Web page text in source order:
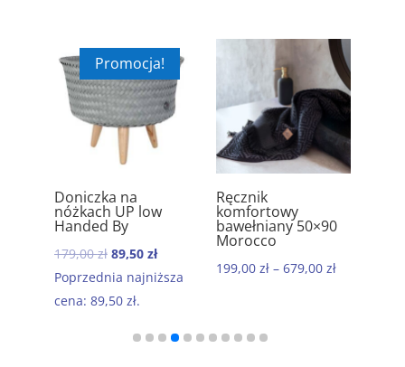
Promocja!
5.00
Doniczka na
nóżkach UP low
Handed By
179,00zł Pierwotna
cena
wynosiła:
89,50 złAktualna
cena
Poprzednia najniższa
cena: 89,50 zł.
5.00
Ręcznik
komfortowy
bawełniany 50×90
Morocco
199,00 zł– 679,00 zł